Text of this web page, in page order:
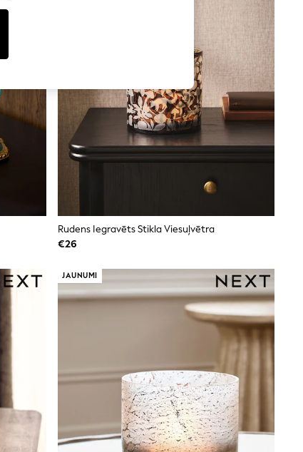
Rudens Iegravēts Stikla Viesuļvētra
€26
JAUNUMI